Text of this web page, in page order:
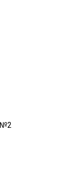
№2